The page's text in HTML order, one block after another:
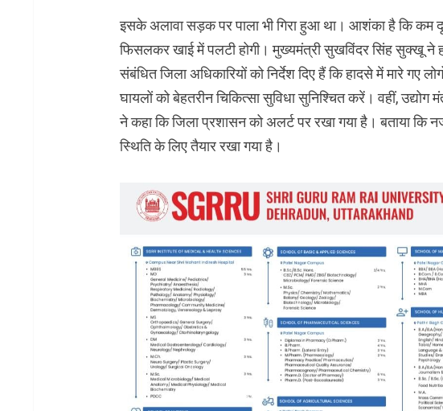
इसके अलावा सड़क पर पाला भी गिरा हुआ था। आशंका है कि
फिसलकर खाई में पलटी होगी। मुख्यमंत्री सुखविंदर सिंह सुक्खू ने
संबंधित जिला अधिकारियों को निर्देश दिए हैं कि हादसे में मारे गए
घायलों को बेहतरीन चिकित्सा सुविधा सुनिश्चित करें। वहीं, उद्योग
ने कहा कि जिला प्रशासन को अलर्ट पर रखा गया है। बताया कि
स्थिति के लिए तैयार रखा गया है।